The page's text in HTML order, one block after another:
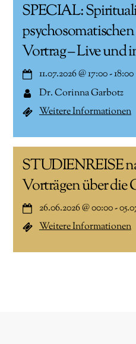
SPECIAL:
Vortrag – Live und
11.07.2026@17:00-18:00
Dr. Corinna Garbotz
Weitere Informationen
STUDIENREISE
Vorträgen über die
26.06.2026@00:00-
Weitere Informationen